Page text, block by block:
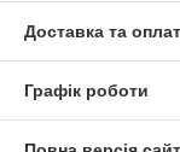
Доставка та
Графік роботи